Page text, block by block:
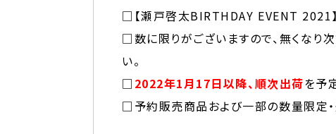
□【瀬戸啓太BIRTHDAY EVENT 2021】
□数に限りがございますので、無くなり
い。
□ 2022年1月17日以降、順次出荷を予
□予約販売商品および一部の数量限定